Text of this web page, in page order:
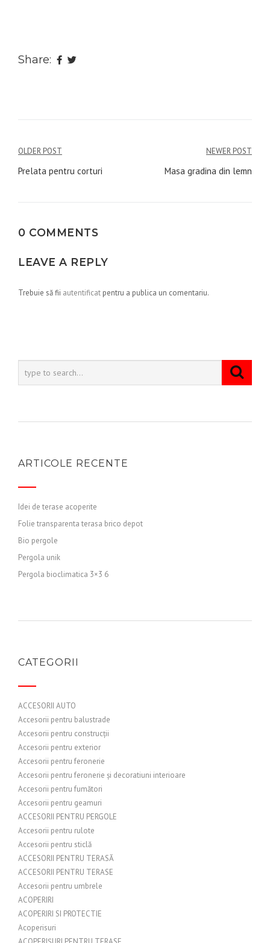
Share:
Navigare
în
OLDER POST
Prelata pentru corturi
NEWER POST
Masa gradina din lemn
0 COMMENTS
LEAVE A REPLY
Trebuie să fii autentificat pentru a publica un comentariu.
ARTICOLE RECENTE
Idei de terase acoperite
Folie transparenta terasa brico depot
Bio pergole
Pergola unik
Pergola bioclimatica 3×3 6
CATEGORII
ACCESORII AUTO
Accesorii pentru balustrade
Accesorii pentru construcții
Accesorii pentru exterior
Accesorii pentru feronerie
Accesorii pentru feronerie și decoratiuni interioare
Accesorii pentru fumători
Accesorii pentru geamuri
ACCESORII PENTRU PERGOLE
Accesorii pentru rulote
Accesorii pentru sticlă
ACCESORII PENTRU TERASĂ
ACCESORII PENTRU TERASE
Accesorii pentru umbrele
ACOPERIRI
ACOPERIRI SI PROTECTIE
Acoperisuri